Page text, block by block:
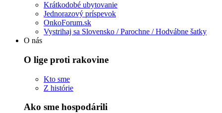
Krátkodobé ubytovanie
Jednorazový príspevok
OnkoForum.sk
Vystrihaj sa Slovensko / Parochne / Hodvábne šatky
O nás
O lige proti rakovine
Kto sme
Z histórie
Ako sme hospodárili